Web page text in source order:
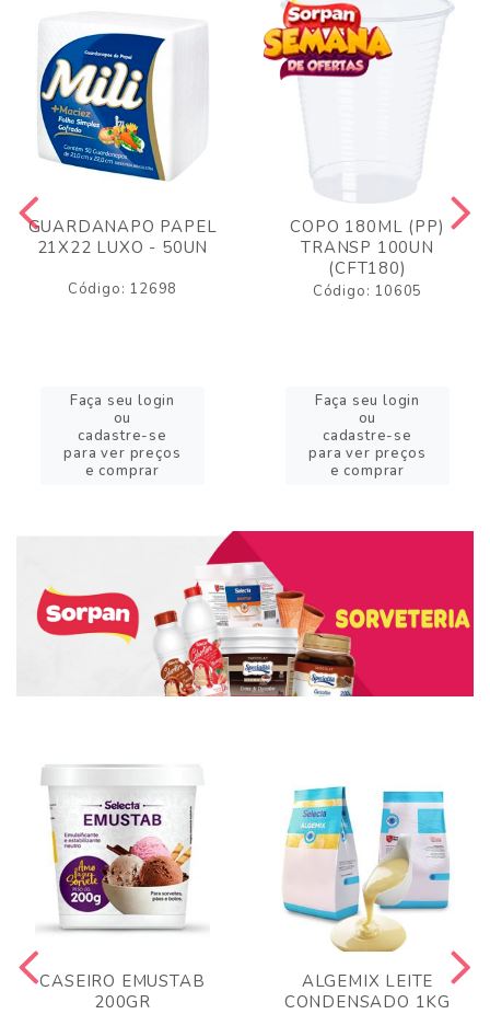
GUARDANAPO PAPEL
21X22 LUXO - 50UN
Código: 12698
Faça seu login
ou
cadastre-se
para ver preços
e comprar
COPO 180ML (PP)
TRANSP 100UN
(CFT180)
Código: 10605
Faça seu login
ou
cadastre-se
para ver preços
e comprar
CASEIRO EMUSTAB
200GR
ALGEMIX LEITE
CONDENSADO 1KG